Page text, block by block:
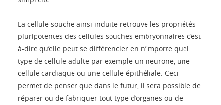
La cellule souche ainsi induite retrouve les propriétés
pluripotentes des cellules souches embryonnaires c’est-
à-dire qu’elle peut se différencier en n’importe quel
type de cellule adulte par exemple un neurone, une
cellule cardiaque ou une cellule épithéliale. Ceci
permet de penser que dans le futur, il sera possible de
réparer ou de fabriquer tout type d’organes ou de